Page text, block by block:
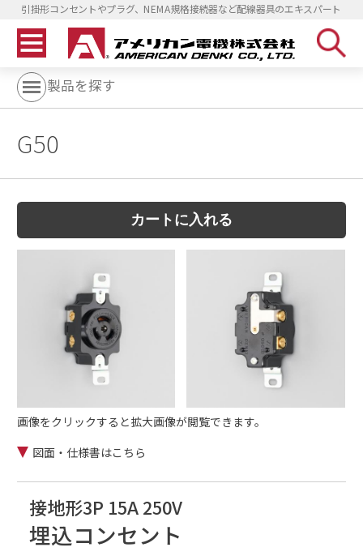
引掛形コンセントやプラグ、NEMA規格接続器など配線器具のエキスパート
製品を探す
G50
画像をクリックすると拡大画像が閲覧できます。
図面・仕様書はこちら
接地形3P 15A 250V
埋込コンセント